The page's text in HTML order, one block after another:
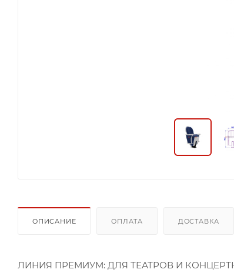
ОПИСАНИЕ ОПЛАТА ДОСТАВКА
ЛИНИЯ ПРЕМИУМ: ДЛЯ ТЕАТРОВ И